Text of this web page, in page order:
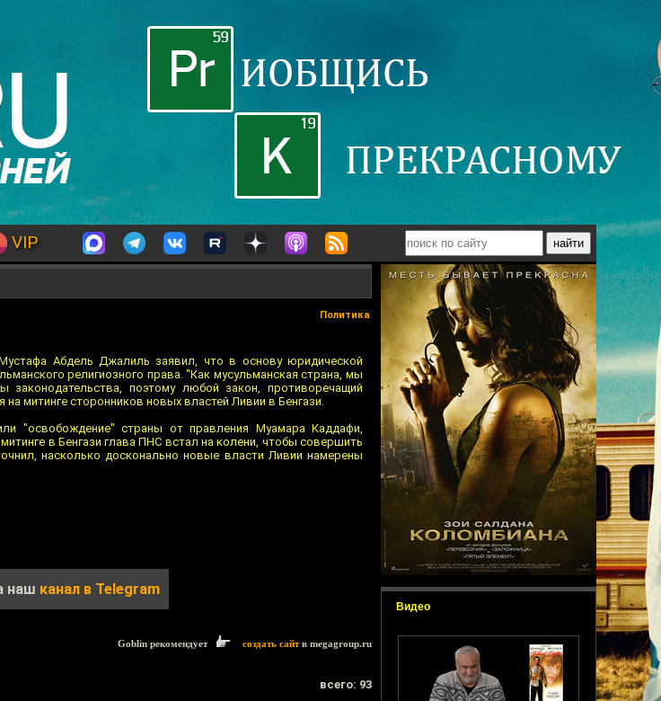
VIP
Видео
Политика
Абдель Джалиль заявил, что в основу юридической
религиозного права. "Как мусульманская страна, мы
поэтому любой закон, противоречащий
митинге сторонников новых властей Ливии в Бенгази.
"освобождение" страны от правления Муамара Каддафи,
в Бенгази глава ПНС встал на колени, чтобы совершить
насколько досконально новые власти Ливии намерены
наш канал в Telegram
Goblin рекомендует создать сайтв megagroup.ru
всего: 93